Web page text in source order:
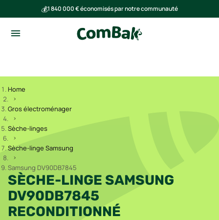
💰1 840 000 € économisés par notre communauté
Home
Gros électroménager
Sèche-linges
Sèche-linge Samsung
Samsung DV90DB7845
SÈCHE-LINGE SAMSUNG
DV90DB7845
RECONDITIONNÉ